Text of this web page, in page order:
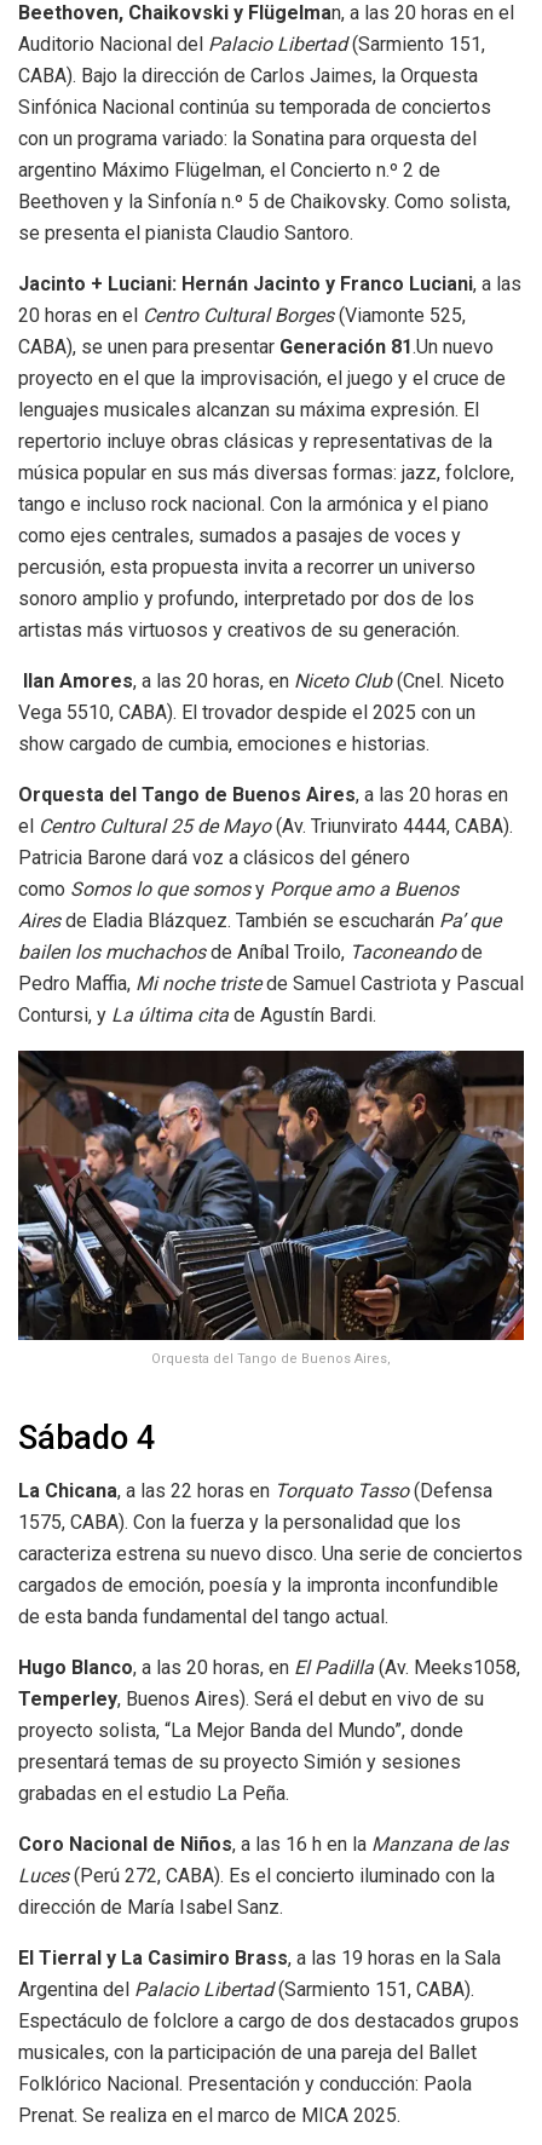
Beethoven, Chaikovski y Flügelman, a las 20 horas en el
Auditorio Nacional del Palacio Libertad(Sarmiento 151,
CABA). Bajo la dirección de Carlos Jaimes, la Orquesta
Sinfónica Nacional continúa su temporada de conciertos
con un programa variado: la Sonatina para orquesta del
argentino Máximo Flügelman, el Concierto n.º 2 de
Beethoven y la Sinfonía n.º 5 de Chaikovsky. Como solista,
se presenta el pianista Claudio Santoro.
Jacinto + Luciani: Hernán Jacinto y Franco Luciani, a las
20 horas en el Centro Cultural Borges(Viamonte 525,
CABA), se unen para presentar Generación 81.Un nuevo
proyecto en el que la improvisación, el juego y el cruce de
lenguajes musicales alcanzan su máxima expresión. El
repertorio incluye obras clásicas y representativas de la
música popular en sus más diversas formas: jazz, folclore,
tango e incluso rock nacional. Con la armónica y el piano
como ejes centrales, sumados a pasajes de voces y
percusión, esta propuesta invita a recorrer un universo
sonoro amplio y profundo, interpretado por dos de los
artistas más virtuosos y creativos de su generación.
Ilan Amores, a las 20 horas, en Niceto Club(Cnel. Niceto
Vega 5510, CABA). El trovador despide el 2025 con un
show cargado de cumbia, emociones e historias.
Orquesta del Tango de Buenos Aires, a las 20 horas en
el Centro Cultural 25 de Mayo(Av. Triunvirato 4444, CABA).
Patricia Barone dará voz a clásicos del género
como Somos lo que somosy Porque amo a Buenos
Airesde Eladia Blázquez. También se escucharán Pa’ que
bailen los muchachosde Aníbal Troilo, Taconeandode
Pedro Maffia, Mi noche tristede Samuel Castriota y Pascual
Contursi, y La última cita de Agustín Bardi.
Orquesta del Tango de Buenos Aires,
Sábado 4
La Chicana, a las 22 horas en Torquato Tasso(Defensa
1575, CABA). Con la fuerza y la personalidad que los
caracteriza estrena su nuevo disco. Una serie de conciertos
cargados de emoción, poesía y la impronta inconfundible
de esta banda fundamental del tango actual.
Hugo Blanco, a las 20 horas, en El Padilla (Av. Meeks1058,
Temperley, Buenos Aires). Será el debut en vivo de su
proyecto solista, “La Mejor Banda del Mundo”, donde
presentará temas de su proyecto Simión y sesiones
grabadas en el estudio La Peña.
Coro Nacional de Niños, a las 16 h en la Manzana de las
Luces(Perú 272, CABA). Es el concierto iluminado con la
dirección de María Isabel Sanz.
El Tierral y La Casimiro Brass, a las 19 horas en la Sala
Argentina del Palacio Libertad(Sarmiento 151, CABA).
Espectáculo de folclore a cargo de dos destacados grupos
musicales, con la participación de una pareja del Ballet
Folklórico Nacional. Presentación y conducción: Paola
Prenat. Se realiza en el marco de MICA 2025.